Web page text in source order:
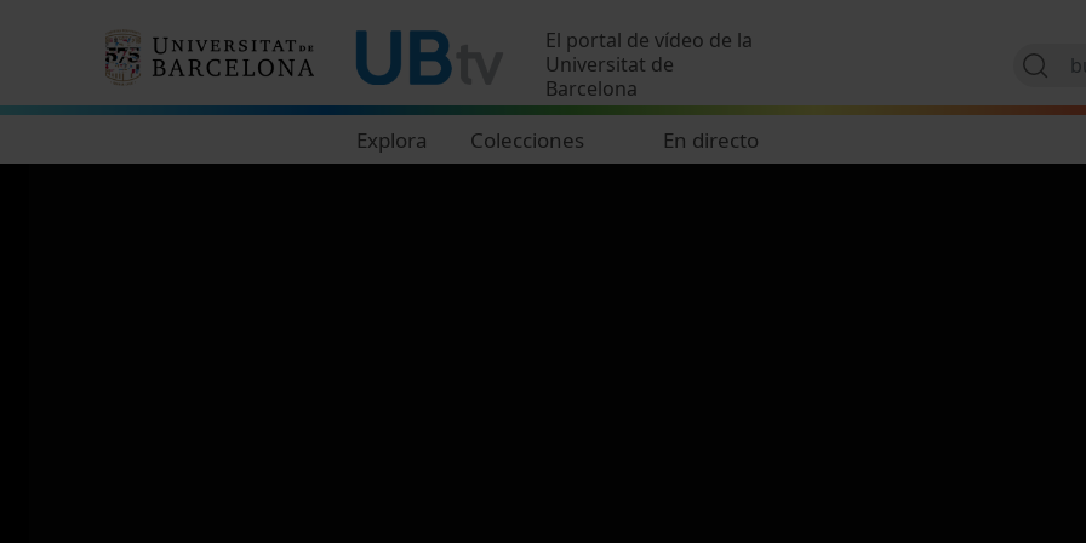
El portal de vídeo de la
Universitat de
Barcelona
Explora Colecciones En directo